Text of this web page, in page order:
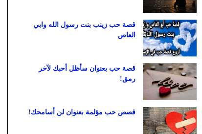
قصة حب زينب بنت رسول الله وابي
العاص
قصة حب بعنوان سأظل أحبك لآخر
رمق!
قصص حب مؤلمة بعنوان لن أسامحك!